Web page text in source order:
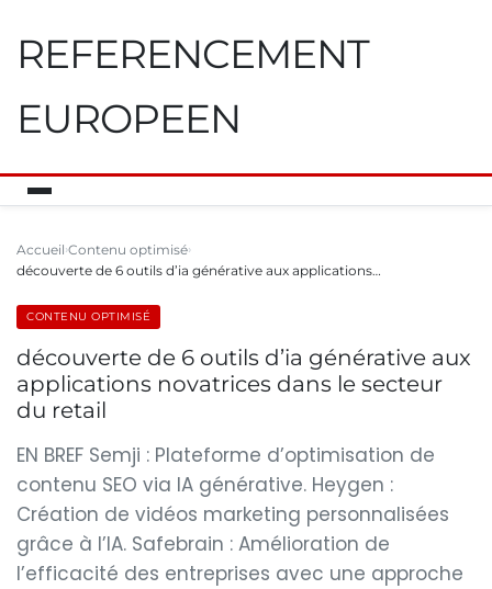
REFERENCEMENT
EUROPEEN
Accueil Contenu optimisé
découverte de 6 outils d’ia générative aux applications…
CONTENU OPTIMISÉ
découverte de 6 outils d’ia générative aux
applications novatrices dans le secteur
du retail
EN BREF Semji : Plateforme d’optimisation de
contenu SEO via IA générative. Heygen :
Création de vidéos marketing personnalisées
grâce à l’IA. Safebrain : Amélioration de
l’efficacité des entreprises avec une approche